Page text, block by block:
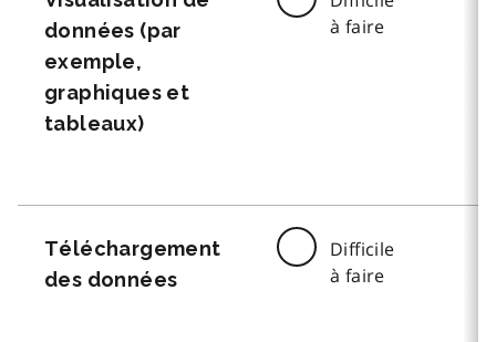
données (par
exemple,
graphiques et
tableaux)
à faire
Téléchargement
des données
Difficile
à faire